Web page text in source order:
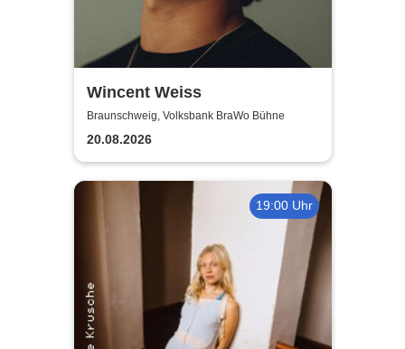
Wincent Weiss
Braunschweig, Volksbank BraWo Bühne
20.08.2026
19:00 Uhr